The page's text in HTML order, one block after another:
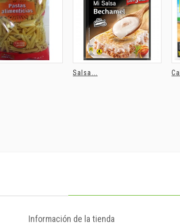
Salsa...
Información de la tienda